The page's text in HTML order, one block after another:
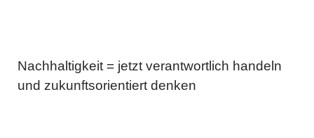
Nachhaltigkeit = jetzt verantwortlich handeln
und zukunftsorientiert denken